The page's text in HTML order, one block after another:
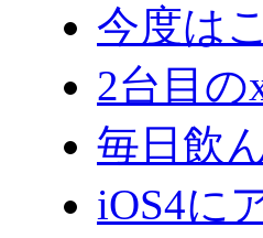
今度は
2台目の
毎日飲
iOS4に